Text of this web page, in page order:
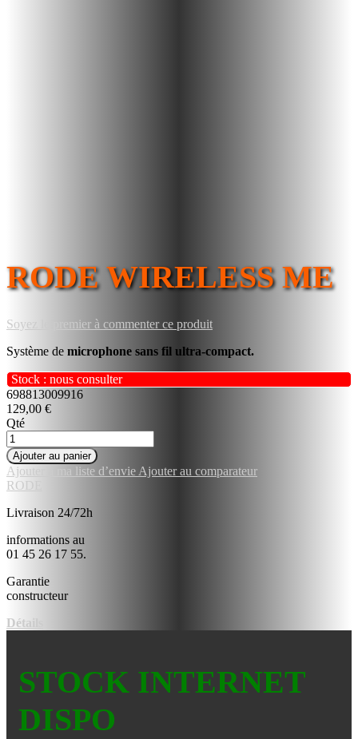
RODE WIRELESS ME
Soyez le premier à commenter ce produit
Système de microphone sans fil ultra-compact.
Stock : nous consulter
698813009916
129,00 €
Qté
Ajouter au panier
Ajouter à ma liste d’envie Ajouter au comparateur
RODE
Livraison 24/72h
informations au
01 45 26 17 55.
Garantie
constructeur
Détails
STOCK INTERNET
DISPO